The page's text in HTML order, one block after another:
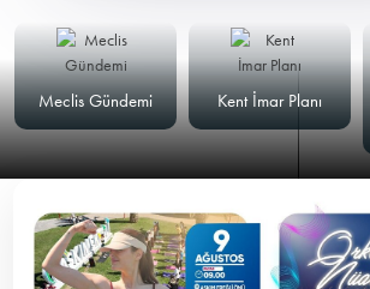
Meclis Gündemi
Kent İmar Planı